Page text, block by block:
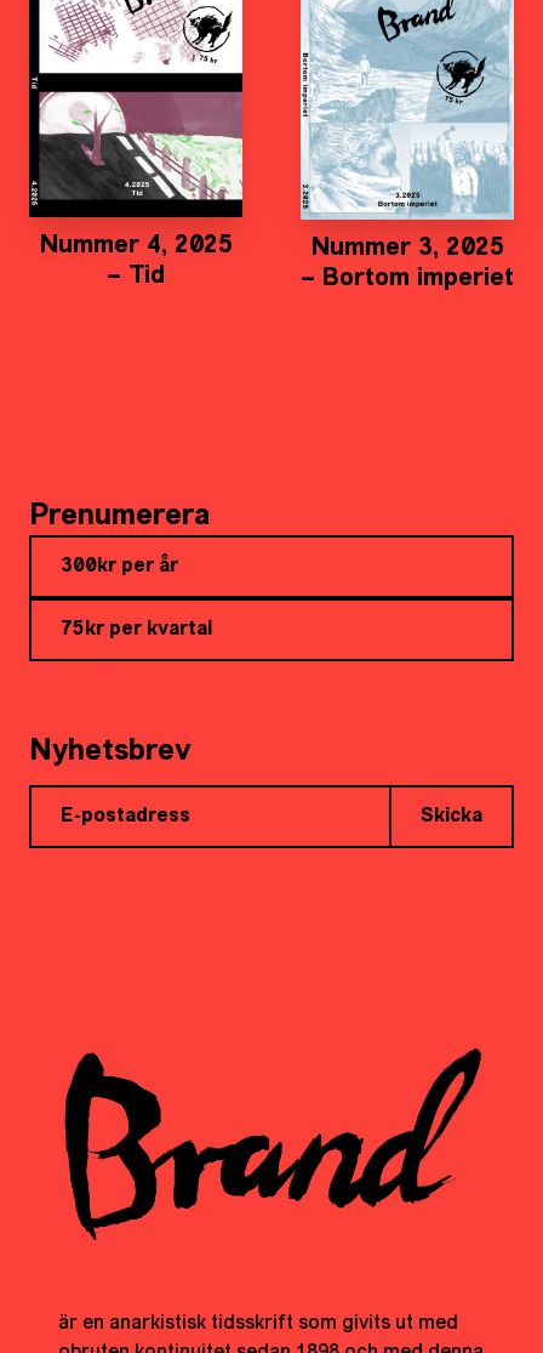
Nummer 4, 2025
– Tid
Nummer 3, 2025
– Bortom imperiet
Prenumerera
300kr per år
75kr per kvartal
Nyhetsbrev
Skicka
är en anarkistisk tidsskrift som givits ut med